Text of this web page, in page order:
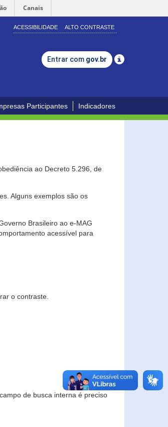
Canais
ACESSIBILIDADE ALTO CONTRASTE
Entrar com gov.br
Participantes Indicadores
ao Decreto 5.296, de
Alguns exemplos são os
Brasileiro ao e-MAG
acessível para
o contraste.
de busca interna é preciso